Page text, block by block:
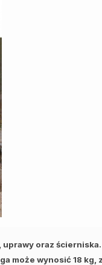
oraz
może wynosić 18 kg,